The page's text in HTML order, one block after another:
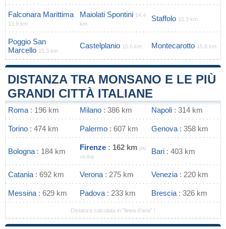
Falconara Marittima
13.9 km
Maiolati Spontini 14.4
km
Staffolo 15.3 km
Poggio San
Marcello 15.3 km
Castelplanio 15.6 km Montecarotto 15.8 km
DISTANZA TRA MONSANO E LE PIÙ
GRANDI CITTÀ ITALIANE
Roma : 196 km Milano : 386 km Napoli : 314 km
Torino : 474 km Palermo : 607 km Genova : 358 km
Bologna : 184 km Firenze : 162 km più
vicina
Bari : 403 km
Catania : 692 km Verona : 275 km Venezia : 220 km
Messina : 629 km Padova : 233 km Brescia : 326 km
Distanza calcolata in "linea d'aria" !